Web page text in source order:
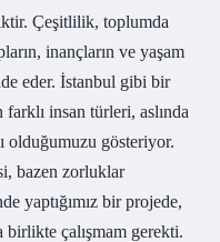
Çeşitlilik, toplumda
inançların ve yaşam
eder. İstanbul gibi bir
farklı insan türleri, aslında
olduğumuzu gösteriyor.
bazen zorluklar
yaptığımız bir projede,
birlikte çalışmam gerekti.